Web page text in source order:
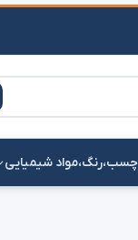
چسب،رنگ،مواد شیمیایی